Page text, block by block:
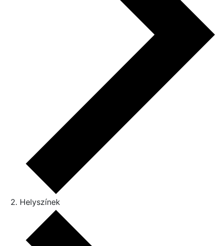
Helyszínek